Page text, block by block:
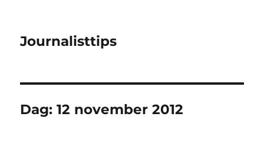
Journalisttips
Dag:12 november 2012